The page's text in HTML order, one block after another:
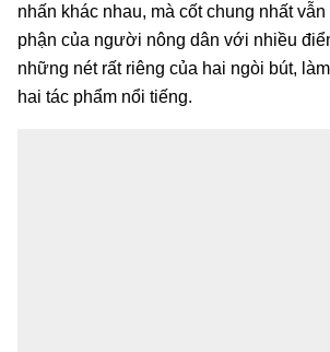
nhấn khác nhau, mà cốt chung nhất
phận của người nông dân với nhiều
những nét rất riêng của hai ngòi bút,
hai tác phẩm nổi tiếng.